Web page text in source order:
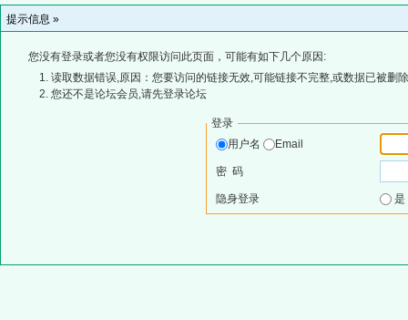
提示信息 »
您没有登录或者您没有权限访问此页面，可能有如下几个原因:
读取数据错误,原因：您要访问的链接无效,可能链接不完整,或数据已被删
您还不是论坛会员,请先登录论坛
登录
用户名
Email
密 码
隐身登录